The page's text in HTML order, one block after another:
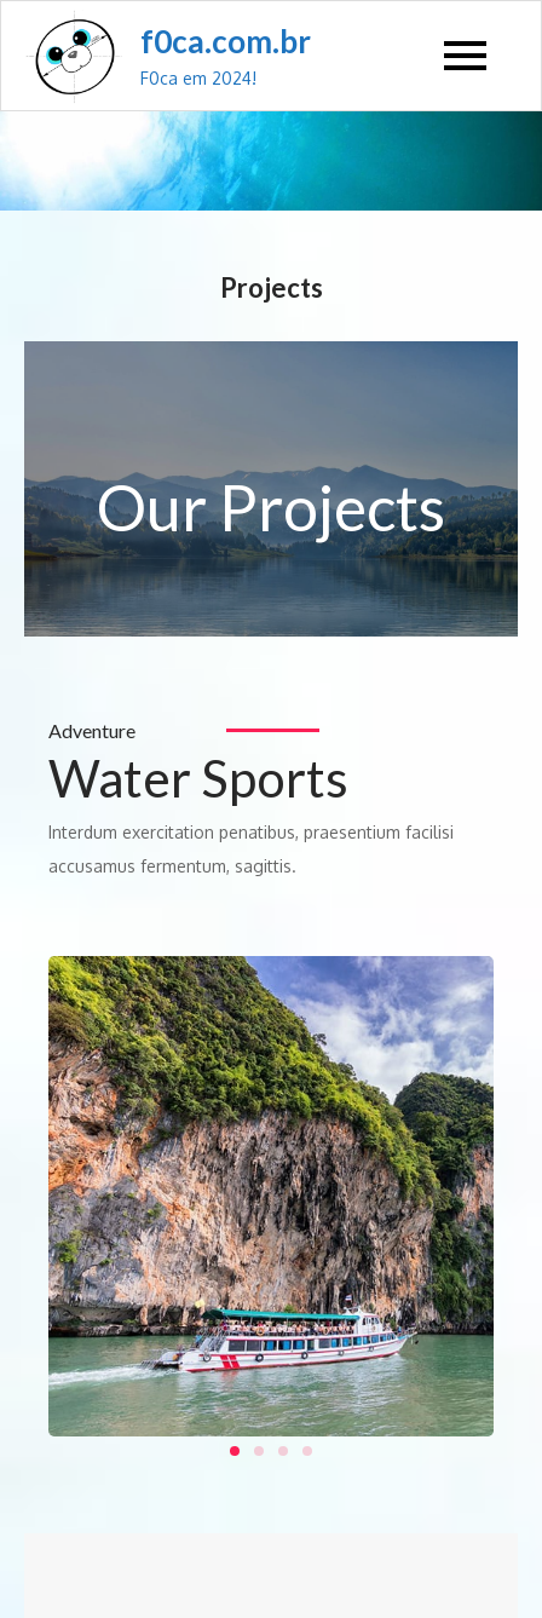
f0ca.com.br
F0ca em 2024!
Projects
Our Projects
Adventure
Water Sports
Interdum exercitation penatibus, praesentium facilisi
accusamus fermentum, sagittis.